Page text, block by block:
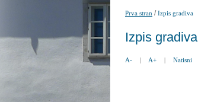
Prva stran /Izpis gradiva
Izpis gradiva
A- | A+ | Natisni